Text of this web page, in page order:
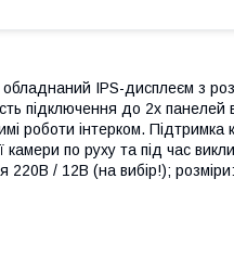
IPS-дисплеєм з
підключення до 2х панелей
роботи інтерком. Підтримка
по руху та під час
220В / 12В (на вибір!);